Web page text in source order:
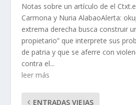
Notas sobre un artículo de el
Carmona y Nuria AlabaoAlerta:
extrema derecha busca construir
propietario” que interprete sus
de patria y que se aferre con
contra el...
leer más
ENTRADAS VIEJAS